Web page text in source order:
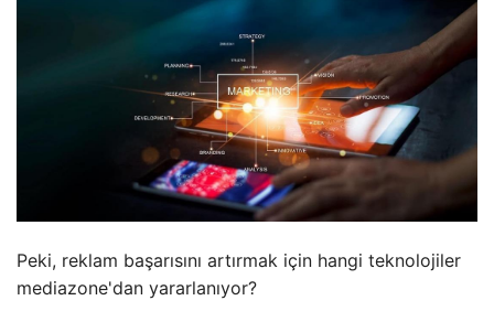
Peki, reklam başarısını artırmak için hangi teknolojiler
mediazone'dan yararlanıyor?